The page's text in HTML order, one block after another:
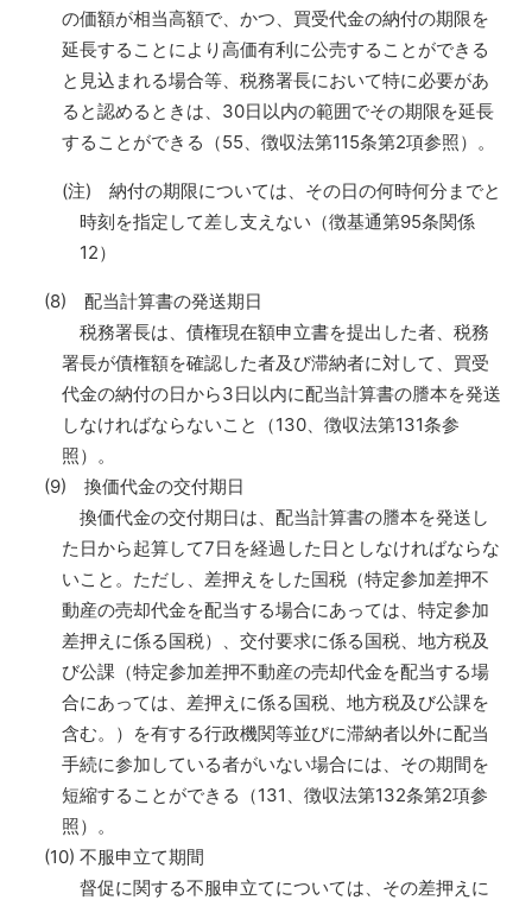
の価額が相当高額で、かつ、買受代金の納付の期限を
延長することにより高価有利に公売することができる
と見込まれる場合等、税務署長において特に必要があ
ると認めるときは、30日以内の範囲でその期限を延長
することができる（55、徴収法第115条第2項参照）。
(注) 納付の期限については、その日の何時何分までと
時刻を指定して差し支えない（徴基通第95条関係
12）
(8) 配当計算書の発送期日
税務署長は、債権現在額申立書を提出した者、税務
署長が債権額を確認した者及び滞納者に対して、買受
代金の納付の日から3日以内に配当計算書の謄本を発送
しなければならないこと（130、徴収法第131条参
照）。
(9) 換価代金の交付期日
換価代金の交付期日は、配当計算書の謄本を発送し
た日から起算して7日を経過した日としなければならな
いこと。ただし、差押えをした国税（特定参加差押不
動産の売却代金を配当する場合にあっては、特定参加
差押えに係る国税）、交付要求に係る国税、地方税及
び公課（特定参加差押不動産の売却代金を配当する場
合にあっては、差押えに係る国税、地方税及び公課を
含む。）を有する行政機関等並びに滞納者以外に配当
手続に参加している者がいない場合には、その期間を
短縮することができる（131、徴収法第132条第2項参
照）。
(10) 不服申立て期間
督促に関する不服申立てについては、その差押えに